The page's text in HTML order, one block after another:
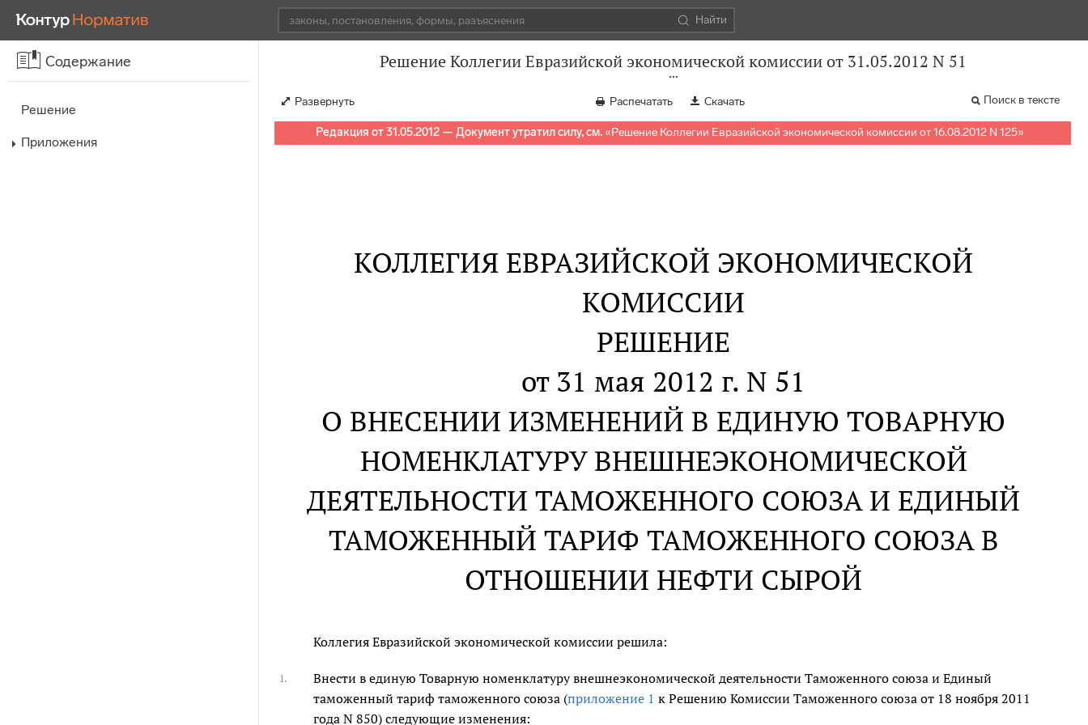
Найти
Содержание
Решение
Приложения
Решение Коллегии Евразийской экономической комиссии от 31.05.2012 N 51
Развернуть Распечатать Скачать Поиск в тексте
Редакция от 31.05.2012 — Документ утратил силу, см.«Решение Коллегии Евразийской экономической комиссии от 16.08.2012 N 125»
КОЛЛЕГИЯ ЕВРАЗИЙСКОЙ ЭКОНОМИЧЕСКОЙ
КОМИССИИ
РЕШЕНИЕ
от 31 мая 2012 г. N 51
О ВНЕСЕНИИ ИЗМЕНЕНИЙ В ЕДИНУЮ ТОВАРНУЮ
НОМЕНКЛАТУРУ ВНЕШНЕЭКОНОМИЧЕСКОЙ
ДЕЯТЕЛЬНОСТИ ТАМОЖЕННОГО СОЮЗА И ЕДИНЫЙ
ТАМОЖЕННЫЙ ТАРИФ ТАМОЖЕННОГО СОЮЗА В
ОТНОШЕНИИ НЕФТИ СЫРОЙ
Коллегия Евразийской экономической комиссии решила:
1.
Внести в единую Товарную номенклатуру внешнеэкономической деятельности Таможенного союза и Единый
таможенный тариф таможенного союза (приложение 1 к Решению Комиссии Таможенного союза от 18 ноября 2011
года N 850) следующие изменения: